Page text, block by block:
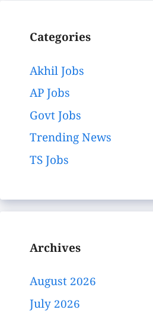
Categories
Akhil Jobs
AP Jobs
Govt Jobs
Trending News
TS Jobs
Archives
August 2026
July 2026